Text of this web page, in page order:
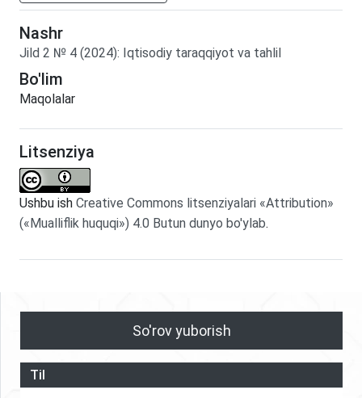
Nashr
Jild 2 № 4 (2024): Iqtisodiy taraqqiyot va tahlil
Bo'lim
Maqolalar
Litsenziya
Ushbu ish Creative Commons litsenziyalari «Attribution»
(«Mualliflik huquqi») 4.0 Butun dunyo bo'ylab.
So'rov yuborish
Til